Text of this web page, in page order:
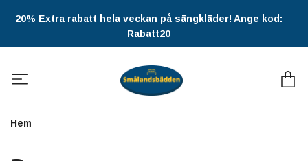
20% Extra rabatt hela veckan på sängkläder! Ange kod:
Rabatt20
Hem